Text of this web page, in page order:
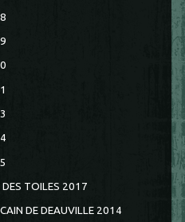
DES TOILES 2017
DE DEAUVILLE 2014